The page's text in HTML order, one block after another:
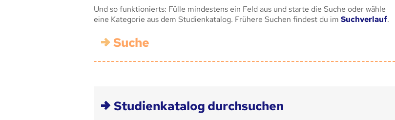
Und so funktionierts: Fülle mindestens ein Feld aus und starte die Suche oder wähle
eine Kategorie aus dem Studienkatalog. Frühere Suchen findest du im Suchverlauf.
Suche
Studienkatalog durchsuchen